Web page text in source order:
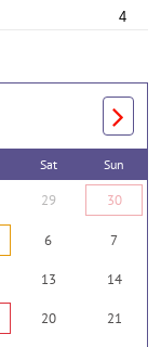
4
Sat Sun
29 30
6 7
13 14
20 21